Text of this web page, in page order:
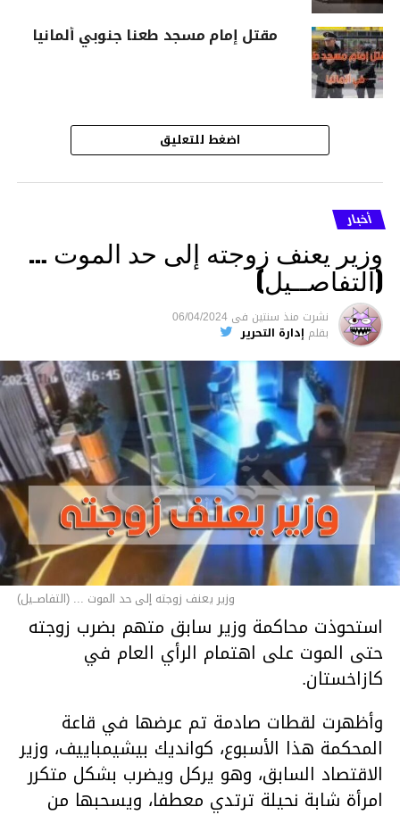
مقتل إمام مسجد طعنا جنوبي ألمانيا
اضغط للتعليق
أخبار
وزير يعنف زوجته إلى حد الموت …
(التفاصــيل)
نشرت منذ سنتين فى 06/04/2024
بقلم إدارة التحرير
وزير يعنف زوجته إلى حد الموت ... (التفاصــيل)
استحوذت محاكمة وزير سابق متهم بضرب زوجته
حتى الموت على اهتمام الرأي العام في
كازاخستان.
وأظهرت لقطات صادمة تم عرضها في قاعة
المحكمة هذا الأسبوع، كوانديك بيشيمباييف، وزير
الاقتصاد السابق، وهو يركل ويضرب بشكل متكرر
امرأة شابة نحيلة ترتدي معطفا، ويسحبها من